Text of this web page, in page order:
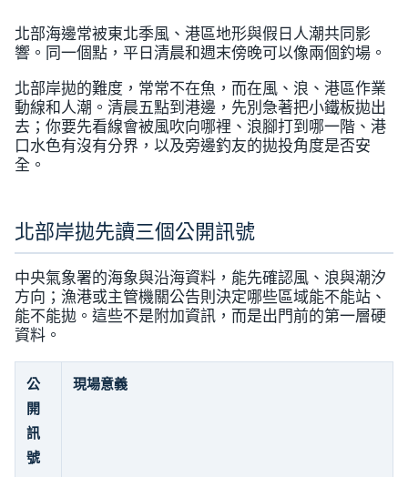
北部海邊常被東北季風、港區地形與假日人潮共同影
響。同一個點，平日清晨和週末傍晚可以像兩個釣場。
北部岸拋的難度，常常不在魚，而在風、浪、港區作業
動線和人潮。清晨五點到港邊，先別急著把小鐵板拋出
去；你要先看線會被風吹向哪裡、浪腳打到哪一階、港
口水色有沒有分界，以及旁邊釣友的拋投角度是否安
全。
北部岸拋先讀三個公開訊號
中央氣象署的海象與沿海資料，能先確認風、浪與潮汐
方向；漁港或主管機關公告則決定哪些區域能不能站、
能不能拋。這些不是附加資訊，而是出門前的第一層硬
資料。
公
開
訊
號
現場意義